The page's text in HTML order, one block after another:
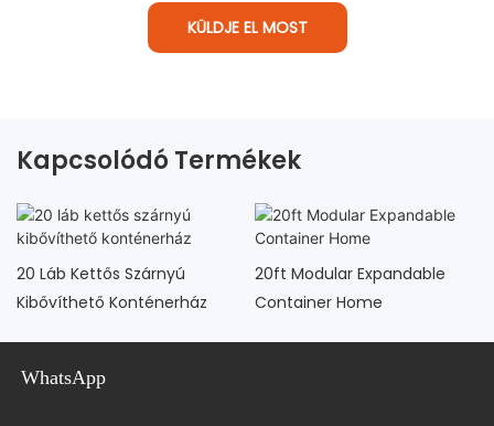
KÜLDJE EL MOST
Kapcsolódó Termékek
20 Láb Kettős Szárnyú
Kibővíthető Konténerház
20ft Modular Expandable
Container Home
WhatsApp